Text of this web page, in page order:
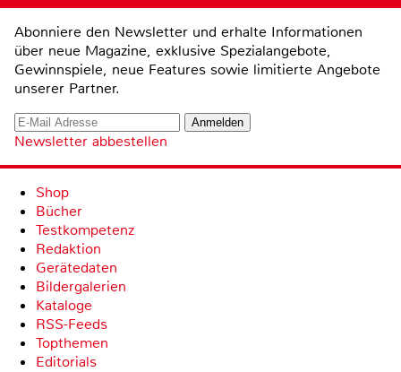
Abonniere den Newsletter und erhalte Informationen
über neue Magazine, exklusive Spezialangebote,
Gewinnspiele, neue Features sowie limitierte Angebote
unserer Partner.
Newsletter abbestellen
Shop
Bücher
Testkompetenz
Redaktion
Gerätedaten
Bildergalerien
Kataloge
RSS-Feeds
Topthemen
Editorials